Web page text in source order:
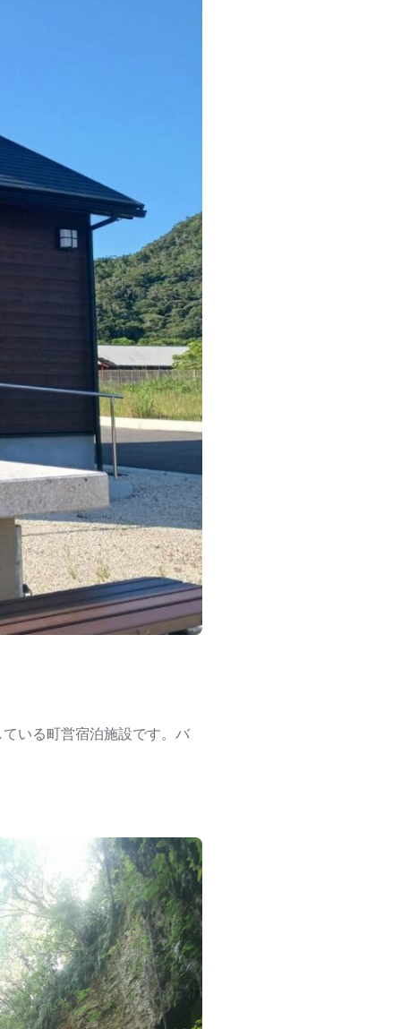
いる町営宿泊施設です。バ